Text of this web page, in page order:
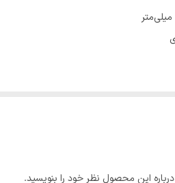
این محصول نظر خود را بنویسید.